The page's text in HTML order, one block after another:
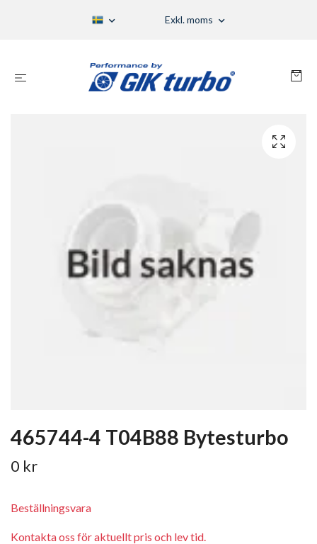
Exkl. moms
465744-4 T04B88 Bytesturbo
0 kr
Beställningsvara
Kontakta oss för aktuellt pris och lev tid.